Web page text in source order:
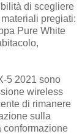
di scegliere
pregiati:
Pure White
5 2021 sono
wireless
di rimanere
sulla
conformazione